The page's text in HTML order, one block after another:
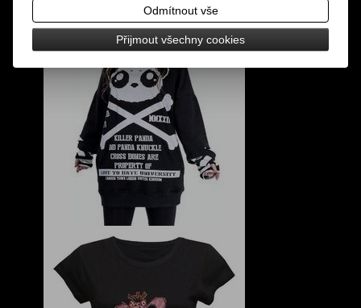
Odmítnout vše
Přijmout všechny cookies